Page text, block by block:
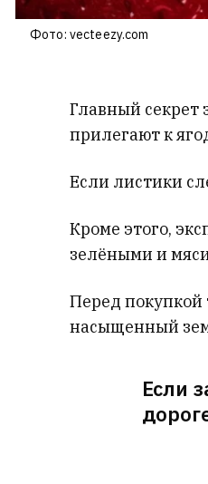
Фото: vecteezy.com
Главный секрет
прилегают к
Если листики
Кроме этого,
зелёными и
Перед
насыщенный
Если